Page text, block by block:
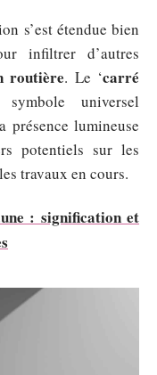
s’est étendue bien
infiltrer d’autres
routière. Le ‘carré
universel
présence lumineuse
potentiels sur les
travaux en cours.
: signification et